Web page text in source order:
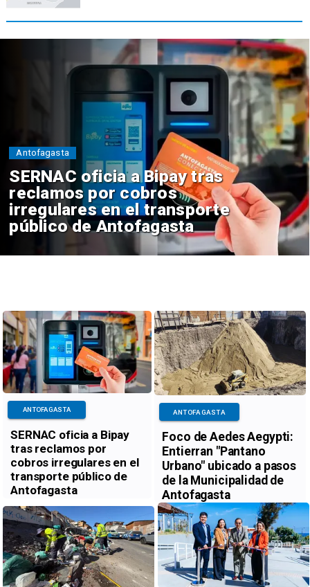
SERNAC oficia a Bipay tras
reclamos por cobros
irregulares en el transporte
público de Antofagasta
Antofagasta
SERNAC oficia a Bipay
tras reclamos por
cobros irregulares en el
transporte público de
Antofagasta
ANTOFAGASTA
Foco de Aedes Aegypti:
Entierran "Pantano
Urbano" ubicado a pasos
de la Municipalidad de
Antofagasta
ANTOFAGASTA